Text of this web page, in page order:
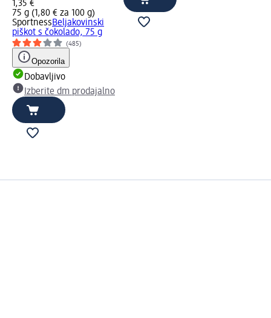
1,35 €
75 g (1,80 € za 100 g)
SportnessBeljakovinski
piškot s čokolado, 75 g
(485)
Opozorila
Dobavljivo
Izberite dm prodajalno